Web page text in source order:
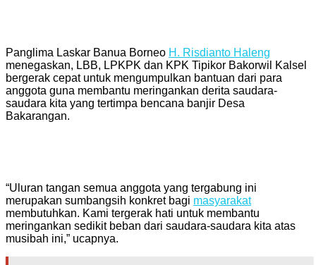
Panglima Laskar Banua Borneo H. Risdianto Haleng
menegaskan, LBB, LPKPK dan KPK Tipikor Bakorwil Kalsel
bergerak cepat untuk mengumpulkan bantuan dari para
anggota guna membantu meringankan derita saudara-
saudara kita yang tertimpa bencana banjir Desa
Bakarangan.
“Uluran tangan semua anggota yang tergabung ini
merupakan sumbangsih konkret bagi masyarakat
membutuhkan. Kami tergerak hati untuk membantu
meringankan sedikit beban dari saudara-saudara kita atas
musibah ini,” ucapnya.